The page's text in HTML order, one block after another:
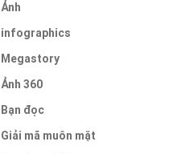
Ảnh
infographics
Megastory
Ảnh 360
Bạn đọc
Giải mã muôn mặt